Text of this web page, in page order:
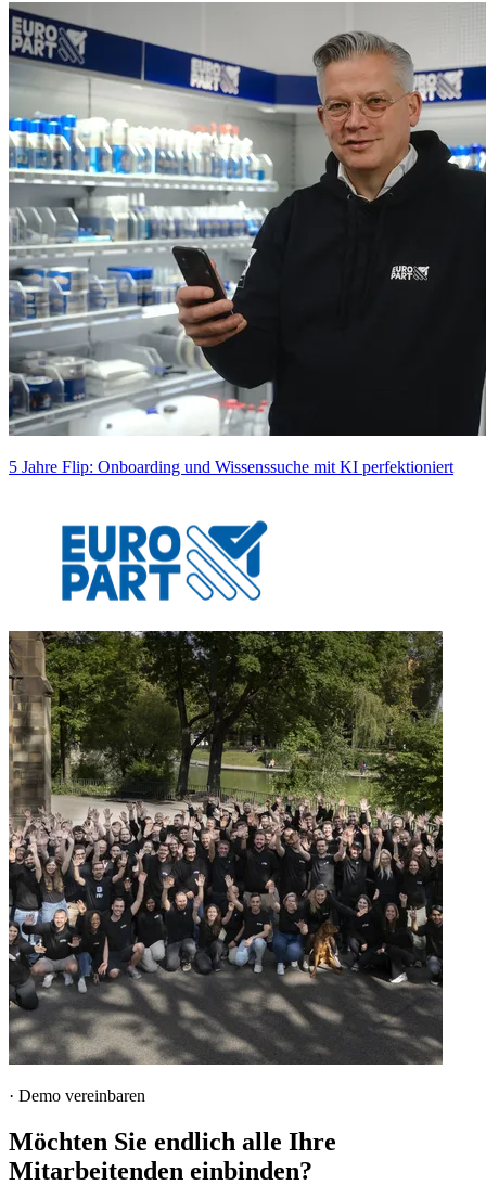
5 Jahre Flip: Onboarding und Wissenssuche mit KI perfektioniert
· Demo vereinbaren
Möchten Sie endlich alle Ihre
Mitarbeitenden einbinden?